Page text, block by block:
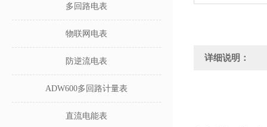
多回路电表
物联网电表
防逆流电表
ADW600多回路计量表
直流电能表
详细说明：